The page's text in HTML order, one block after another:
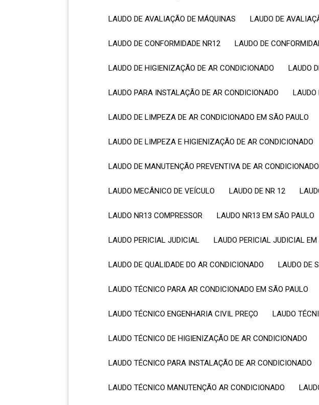
LAUDO DE AVALIAÇÃO DE MÁQUINAS LAUDO DE
LAUDO DE CONFORMIDADE NR12 LAUDO DE
LAUDO DE HIGIENIZAÇÃO DE AR CONDICIONADO LAUDO
LAUDO PARA INSTALAÇÃO DE AR CONDICIONADO
LAUDO DE LIMPEZA DE AR CONDICIONADO EM SÃO PAULO
LAUDO DE LIMPEZA E HIGIENIZAÇÃO DE AR CONDICIONADO
LAUDO DE MANUTENÇÃO PREVENTIVA DE AR CONDICIONADO
LAUDO MECÂNICO DE VEÍCULO LAUDO DE NR 12
LAUDO NR13 COMPRESSOR LAUDO NR13 EM SÃO PAULO
LAUDO PERICIAL JUDICIAL LAUDO PERICIAL JUDICIAL
LAUDO DE QUALIDADE DO AR CONDICIONADO LAUDO DE
LAUDO TÉCNICO PARA AR CONDICIONADO EM SÃO PAULO
LAUDO TÉCNICO ENGENHARIA CIVIL PREÇO LAUDO
LAUDO TÉCNICO DE HIGIENIZAÇÃO DE AR CONDICIONADO
LAUDO TÉCNICO PARA INSTALAÇÃO DE AR CONDICIONADO
LAUDO TÉCNICO MANUTENÇÃO AR CONDICIONADO